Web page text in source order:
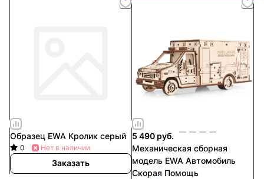
Образец EWA Кролик серый
0 Нет в наличии
Заказать
5 490 руб.
Механическая сборная
модель EWA Автомобиль
Скорая Помощь